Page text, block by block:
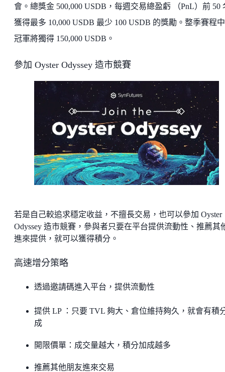
會。總獎金 500,000 USDB，每週交易總盈虧 （PnL）前 50
獲得最多 10,000 USDB 最少 100 USDB 的獎勵。整季賽程
冠軍將獨得 150,000 USDB。
參加 Oyster Odyssey 造市競賽
若是自己較追求穩定收益，不擅長交易，也可以參加 Oyster
Odyssey 造市競賽，參與者只要在平台提供流動性、推薦其
進來提供，就可以獲得積分。
高速增分策略
透過邀請碼進入平台，提供流動性
提供 LP ：只要 TVL 夠大、倉位維持夠久，就會有積
成
開限價單：成交量越大，積分加成越多
推薦其他朋友進來交易